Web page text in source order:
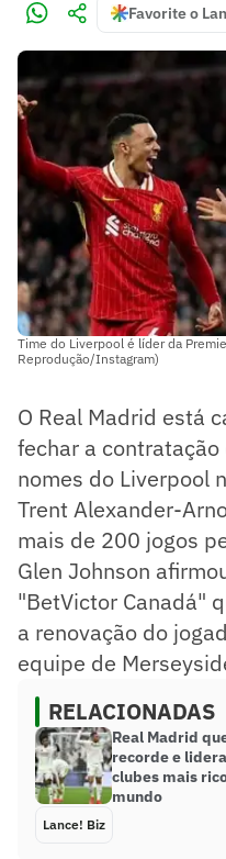
Favorite o
Time do Liverpool é líder da
Reprodução/Instagram)
O Real Madrid está
fechar a
nomes do Liverpool
Trent Alexander-
mais de 200 jogos
Glen Johnson
"BetVictor Canadá"
a renovação do
equipe de
RELACIONADAS
Real Madrid
recorde e
clubes mais
mundo
Lance! Biz